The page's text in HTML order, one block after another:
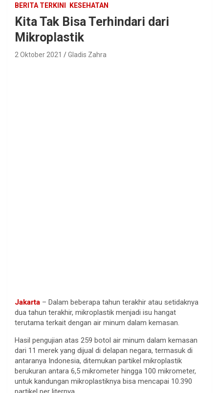
BERITA TERKINI KESEHATAN
Kita Tak Bisa Terhindari dari
Mikroplastik
2 Oktober 2021 Gladis Zahra
Jakarta – Dalam beberapa tahun terakhir atau setidaknya
dua tahun terakhir, mikroplastik menjadi isu hangat
terutama terkait dengan air minum dalam kemasan.
Hasil pengujian atas 259 botol air minum dalam kemasan
dari 11 merek yang dijual di delapan negara, termasuk di
antaranya Indonesia, ditemukan partikel mikroplastik
berukuran antara 6,5 mikrometer hingga 100 mikrometer,
untuk kandungan mikroplastiknya bisa mencapai 10.390